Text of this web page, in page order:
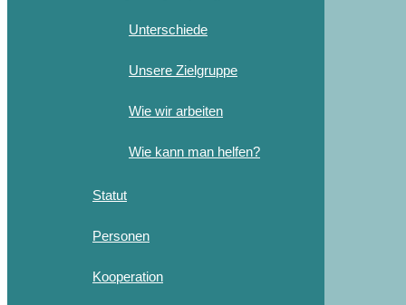
Unterschiede
Unsere Zielgruppe
Wie wir arbeiten
Wie kann man helfen?
Statut
Personen
Kooperation